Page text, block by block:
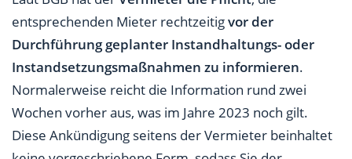
entsprechenden Mieter rechtzeitigvor der
Durchführung geplanter Instandhaltungs- oder
Instandsetzungsmaßnahmen zu informieren.
Normalerweise reicht die Information rund zwei
Wochen vorher aus, was im Jahre 2023 noch gilt.
Diese Ankündigung seitens der Vermieter beinhaltet